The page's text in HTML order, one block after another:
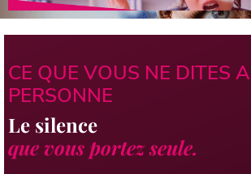
CE QUE VOUS NE DITES A
PERSONNE
Le silence
que vous portez seule.